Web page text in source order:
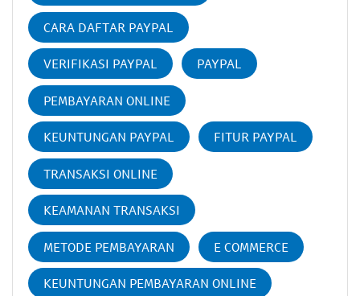
CARA DAFTAR PAYPAL
VERIFIKASI PAYPAL PAYPAL
PEMBAYARAN ONLINE
KEUNTUNGAN PAYPAL FITUR PAYPAL
TRANSAKSI ONLINE
KEAMANAN TRANSAKSI
METODE PEMBAYARAN E COMMERCE
KEUNTUNGAN PEMBAYARAN ONLINE